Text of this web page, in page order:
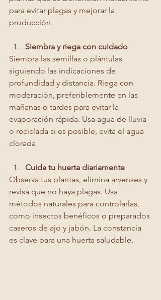
para evitar plagas y mejorar la
producción.
Siembra y riega con cuidado
Siembra las semillas o plántulas
siguiendo las indicaciones de
profundidad y distancia. Riega con
moderación, preferiblemente en las
mañanas o tardes para evitar la
evaporación rápida. Usa agua de lluvia
o reciclada si es posible, evita el agua
clorada
Cuida tu huerta diariamente
Observa tus plantas, elimina arvenses y
revisa que no haya plagas. Usa
métodos naturales para controlarlas,
como insectos benéficos o preparados
caseros de ajo y jabón. La constancia
es clave para una huerta saludable.